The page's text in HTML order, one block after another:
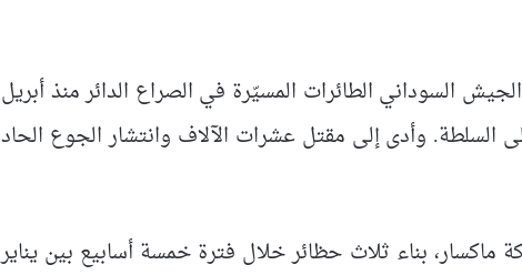
السوداني الطائرات المسيّرة في الصراع الدائر منذ أبريل
السلطة. وأدى إلى مقتل عشرات الآلاف وانتشار الجوع الحاد
ماكسار، بناء ثلاث حظائر خلال فترة خمسة أسابيع بين يناير